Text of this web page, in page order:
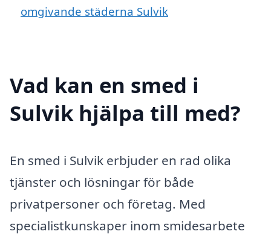
omgivande städerna Sulvik
Vad kan en smed i
Sulvik hjälpa till med?
En smed i Sulvik erbjuder en rad olika
tjänster och lösningar för både
privatpersoner och företag. Med
specialistkunskaper inom smidesarbete